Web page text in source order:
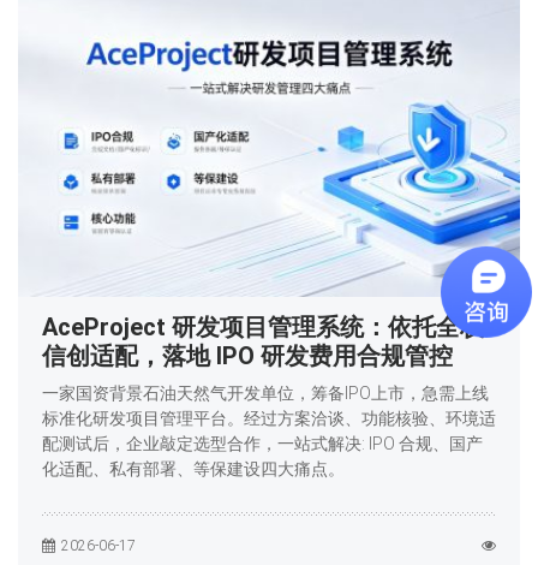
AceProject 研发项目管理系统：依托全栈
信创适配，落地 IPO 研发费用合规管控
一家国资背景石油天然气开发单位，筹备IPO上市，急需上线
标准化研发项目管理平台。经过方案洽谈、功能核验、环境适
配测试后，企业敲定选型合作，一站式解决: IPO 合规、国产
化适配、私有部署、等保建设四大痛点。
2026-06-17